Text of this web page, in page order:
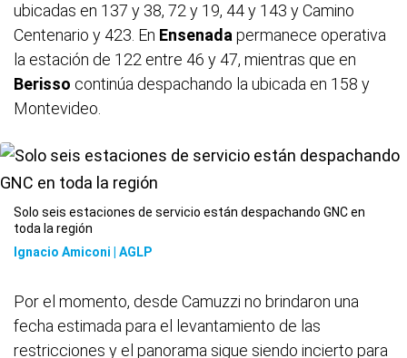
ubicadas en 137 y 38, 72 y 19, 44 y 143 y Camino
Centenario y 423. En Ensenada permanece operativa
la estación de 122 entre 46 y 47, mientras que en
Berisso continúa despachando la ubicada en 158 y
Montevideo.
Solo seis estaciones de servicio están despachando GNC en
toda la región
Ignacio Amiconi | AGLP
Por el momento, desde Camuzzi no brindaron una
fecha estimada para el levantamiento de las
restricciones y el panorama sigue siendo incierto para